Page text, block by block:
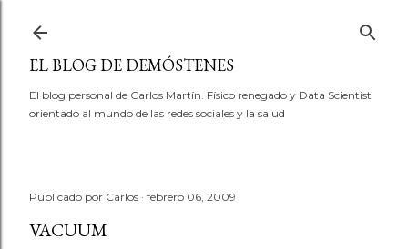
EL BLOG DE DEMÓSTENES
El blog personal de Carlos Martín. Físico renegado y Data Scientist
orientado al mundo de las redes sociales y la salud
Publicado por Carlos febrero 06, 2009
VACUUM